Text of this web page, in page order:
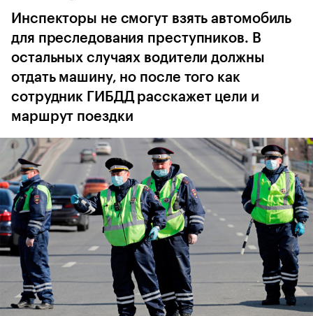
Инспекторы не смогут взять автомобиль
для преследования преступников. В
остальных случаях водители должны
отдать машину, но после того как
сотрудник ГИБДД расскажет цели и
маршрут поездки